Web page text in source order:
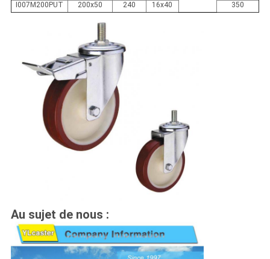
I007M200PUT
200x50 240 16x40 350
Au sujet de nous :